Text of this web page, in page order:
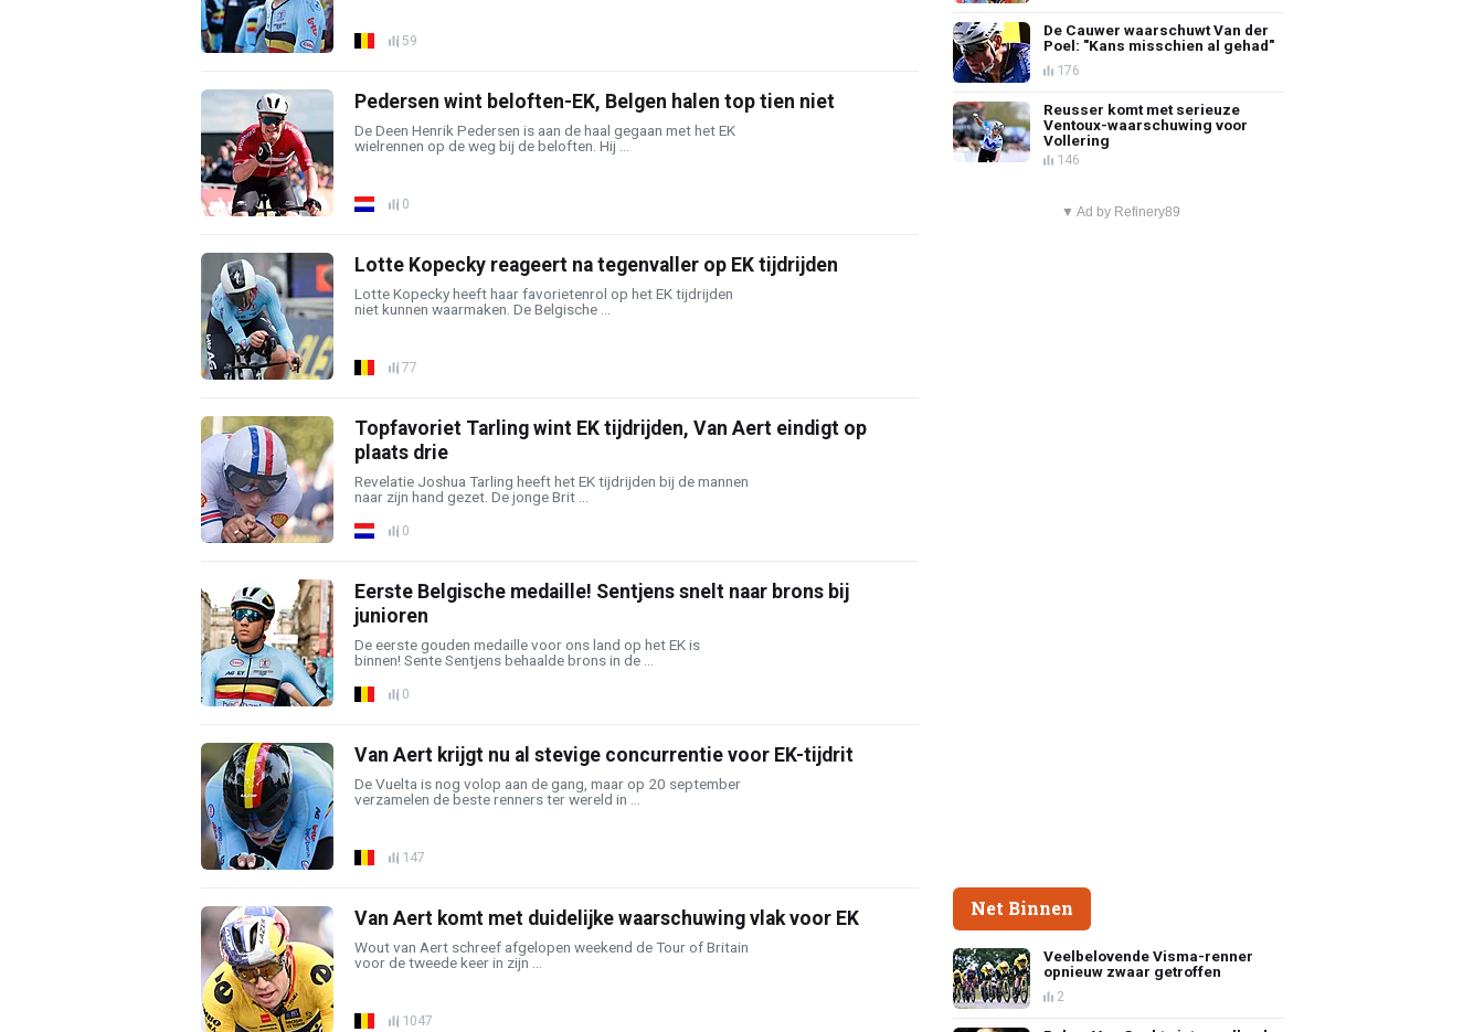
59
Pedersen wint beloften-EK, Belgen halen top tien niet
De Deen Henrik Pedersen is aan de haal gegaan met het EK
wielrennen op de weg bij de beloften. Hij ...
0
Lotte Kopecky reageert na tegenvaller op EK tijdrijden
Lotte Kopecky heeft haar favorietenrol op het EK tijdrijden
niet kunnen waarmaken. De Belgische ...
77
Topfavoriet Tarling wint EK tijdrijden, Van Aert eindigt op
plaats drie
Revelatie Joshua Tarling heeft het EK tijdrijden bij de mannen
naar zijn hand gezet. De jonge Brit ...
0
Eerste Belgische medaille! Sentjens snelt naar brons bij
junioren
De eerste gouden medaille voor ons land op het EK is
binnen! Sente Sentjens behaalde brons in de ...
0
Van Aert krijgt nu al stevige concurrentie voor EK-tijdrit
De Vuelta is nog volop aan de gang, maar op 20 september
verzamelen de beste renners ter wereld in ...
147
Van Aert komt met duidelijke waarschuwing vlak voor EK
Wout van Aert schreef afgelopen weekend de Tour of Britain
voor de tweede keer in zijn ...
1047
De Cauwer waarschuwt Van der
Poel: "Kans misschien al gehad"
176
Reusser komt met serieuze
Ventoux-waarschuwing voor
Vollering
146
▼ Ad by Refinery89
Net Binnen
Veelbelovende Visma-renner
opnieuw zwaar getroffen
2